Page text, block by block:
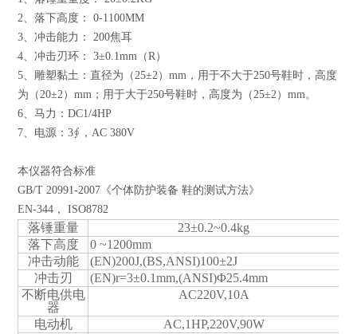
2、落下高度： 0-1100MM
3、冲击能力： 200焦耳
4、冲击刃环： 3±0.1mm（R）
5、雕塑黏土：直径为（25±2）mm，用于不大于250号鞋时，高度
为（20±2）mm；用于大于250号鞋时，高度为（25±2）mm。
6、马力：DC1/4HP
7、电源：3∮，AC 380V
本仪器符合标准
GB/T 20991-2007《个体防护装备 鞋的测试方法》
EN-344， ISO8782
落锤重量
23±0.2~0.4kg
落下高度
0 ~1200mm
冲击动能
(EN)200J,(BS,ANSI)100±2J
冲击刃
(EN)r=3±0.1mm,(ANSI)Φ25.4mm
不断电供电
器
AC220V,10A
电动机
AC,1HP,220V,90W